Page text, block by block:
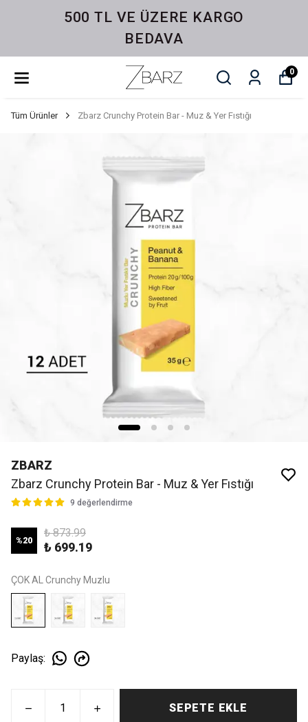
500 TL VE ÜZERE KARGO
BEDAVA
0
Tüm Ürünler Zbarz Crunchy Protein Bar - Muz & Yer Fıstığı
ZBARZ
Zbarz Crunchy Protein Bar - Muz & Yer Fıstığı
9 değerlendirme
%20
₺ 873.99
₺ 699.19
ÇOK AL Crunchy Muzlu
Paylaş:
SEPETE EKLE